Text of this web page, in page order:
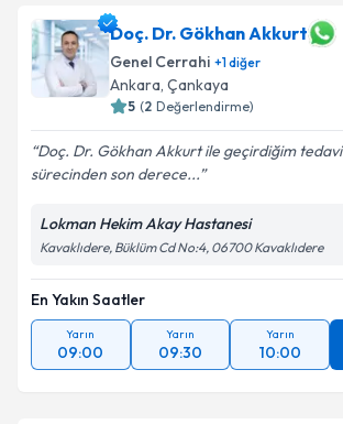
Doç. Dr. Gökhan Akkurt
Genel Cerrahi +1diğer
Ankara, Çankaya
5 (2 Değerlendirme)
Doç. Dr. Gökhan Akkurt ile geçirdiğim tedavi
sürecinden son derece...
Lokman Hekim Akay Hastanesi
Kavaklıdere, Büklüm Cd No:4, 06700 Kavaklıdere
En Yakın Saatler
Yarın
09:00
Yarın
09:30
Yarın
10:00